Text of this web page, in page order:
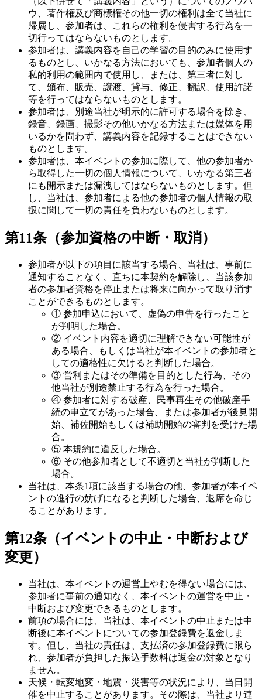
ウ、著作権及び商標権その他一切の権利は全て当社に
帰属し、参加者は、これらの権利を侵害する行為を一
切行ってはならないものとします。
参加者は、講義内容を自己の学習の目的のみに使用す
るものとし、いかなる方法においても、参加者個人の
私的利用の範囲内で使用し、または、第三者に対し
て、頒布、販売、譲渡、貸与、修正、翻訳、使用許諾
等を行ってはならないものとします。
参加者は、別途当社が明示的に許可する場合を除き、
録音、録画、撮影その他いかなる方法または媒体を用
いるかを問わず、講義内容を記録することはできない
ものとします。
参加者は、本イベントの参加に際して、他の参加者か
ら取得した一切の個人情報について、いかなる第三者
にも開示または漏洩してはならないものとします。但
し、当社は、参加者による他の参加者の個人情報の取
扱に関して一切の責任を負わないものとします。
第11条（参加資格の中断・取消）
参加者が以下の項目に該当する場合、当社は、事前に
通知することなく、直ちに本契約を解除し、当該参加
者の参加者資格を停止または将来に向かって取り消す
ことができるものとします。
① 参加申込において、虚偽の申告を行ったこと
が判明した場合。
② イベント内容を適切に理解できない可能性が
ある場合、もしくは当社が本イベントの参加者と
しての適格性に欠けると判断した場合。
③ 営利またはその準備を目的とした行為、その
他当社が別途禁止する行為を行った場合。
④ 参加者に対する破産、民事再生その他破産手
続の申立てがあった場合、または参加者が後見開
始、補佐開始もしくは補助開始の審判を受けた場
合。
⑤ 本規約に違反した場合。
⑥ その他参加者として不適切と当社が判断した
場合。
当社は、本条1項に該当する場合の他、参加者が本イベ
ントの進行の妨げになると判断した場合、退席を命じ
ることがあります。
第12条（イベントの中止・中断および
変更）
当社は、本イベントの運営上やむを得ない場合には、
参加者に事前の通知なく、本イベントの運営を中止・
中断および変更できるものとします。
前項の場合には、当社は、本イベントの中止または中
断後に本イベントについての参加登録費を返金しま
す。但し、当社の責任は、支払済の参加登録費に限ら
れ、参加者が負担した振込手数料は返金の対象となり
ません。
天候・転変地変・地震・災害等の状況により、当日開
催を中止することがあります。その際は、当社より連